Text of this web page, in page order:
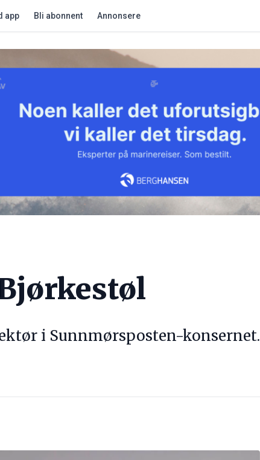
app Bli abonnent Annonsere
i Sunnmørsposten-konsernet.